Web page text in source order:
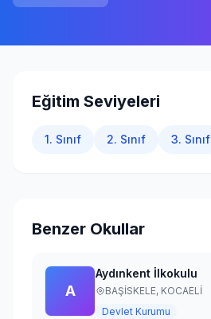
Eğitim Seviyeleri
1. Sınıf 2. Sınıf 3. Sınıf
Benzer Okullar
A
Aydınkent İlkokulu
BAŞİSKELE, KOCAELİ
Devlet Kurumu